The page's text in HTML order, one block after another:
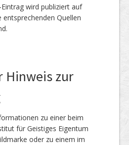
wird publiziert auf
entsprechenden Quellen
Hinweis zur
zu einer beim
für Geistiges Eigentum
oder zu einem im